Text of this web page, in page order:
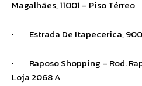
Magalhães, 11001 – Piso Térreo
· Estrada De Itapecerica,
· Raposo Shopping – Rod.
Loja 2068 A